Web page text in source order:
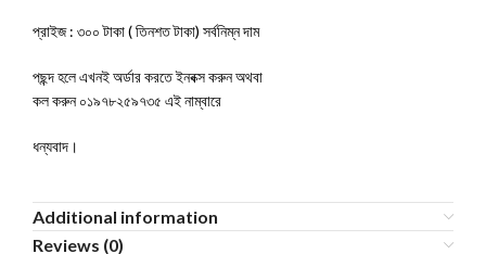
প্রাইজ : ৩০০ টাকা ( তিনশত টাকা) সর্বনিম্ন দাম
পছন্দ হলে এখনই অর্ডার করতে ইনবক্স করুন অথবা
কল করুন ০১৯৭৮২৫৯৭৩৫ এই নাম্বারে
ধন্যবাদ।
Additional information
Reviews (0)